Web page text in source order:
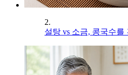
2.
설탕 vs 소금, 콩국수를